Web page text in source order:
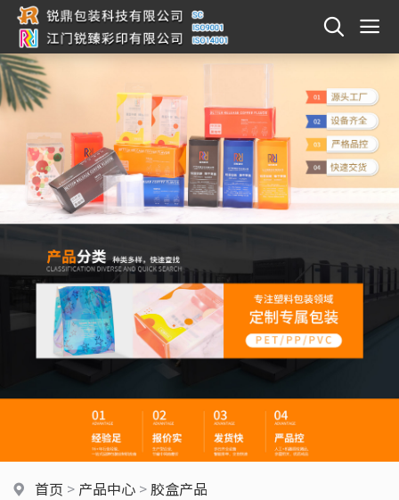
首页 > 产品中心 > 胶盒产品